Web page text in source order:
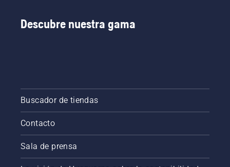
Descubre nuestra gama
Buscador de tiendas
Contacto
Sala de prensa